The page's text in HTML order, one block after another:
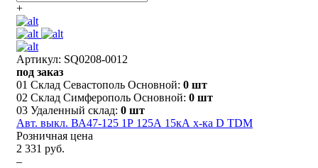
+
Артикул: SQ0208-0012
под заказ
01 Склад Севастополь Основной: 0 шт
02 Склад Симферополь Основной: 0 шт
03 Удаленный склад: 0 шт
Авт. выкл. ВА47-125 1Р 125А 15кА х-ка D TDM
Розничная цена
2 331 руб.
–